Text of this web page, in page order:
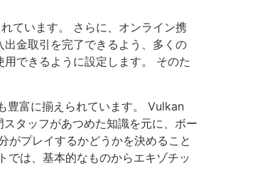
ています。 さらに、オンライン携
金取引を完了できるよう、多くの
できるように設定します。 そのた
豊富に揃えられています。 Vulkan
タッフがあつめた知識を元に、ボー
がプレイするかどうかを決めること
では、基本的なものからエキゾチッ